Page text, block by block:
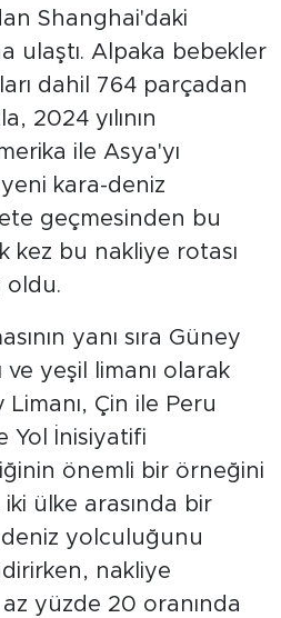
Shanghai'daki
ulaştı. Alpaka bebekler
dahil 764 parçadan
2024 yılının
ile Asya'yı
kara-deniz
geçmesinden bu
kez bu nakliye rotası
oldu.
yanı sıra Güney
ve yeşil limanı olarak
Çin ile Peru
Yol İnisiyatifi
önemli bir örneğini
ülke arasında bir
yolculuğunu
nakliye
yüzde 20 oranında